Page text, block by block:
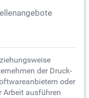
der Druck-
oder
Arbeit ausführen